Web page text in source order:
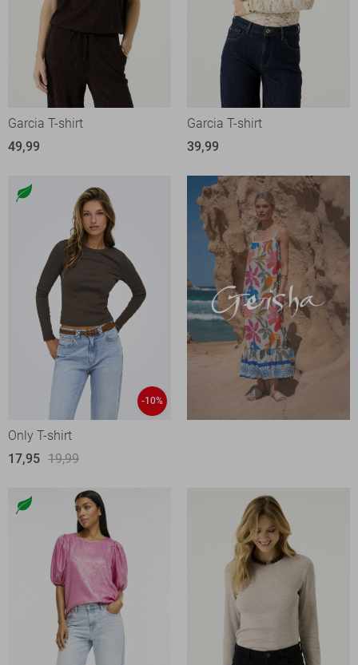
Garcia T-shirt
49,99
Garcia T-shirt
39,99
-10%
Only T-shirt
17,95 19,99